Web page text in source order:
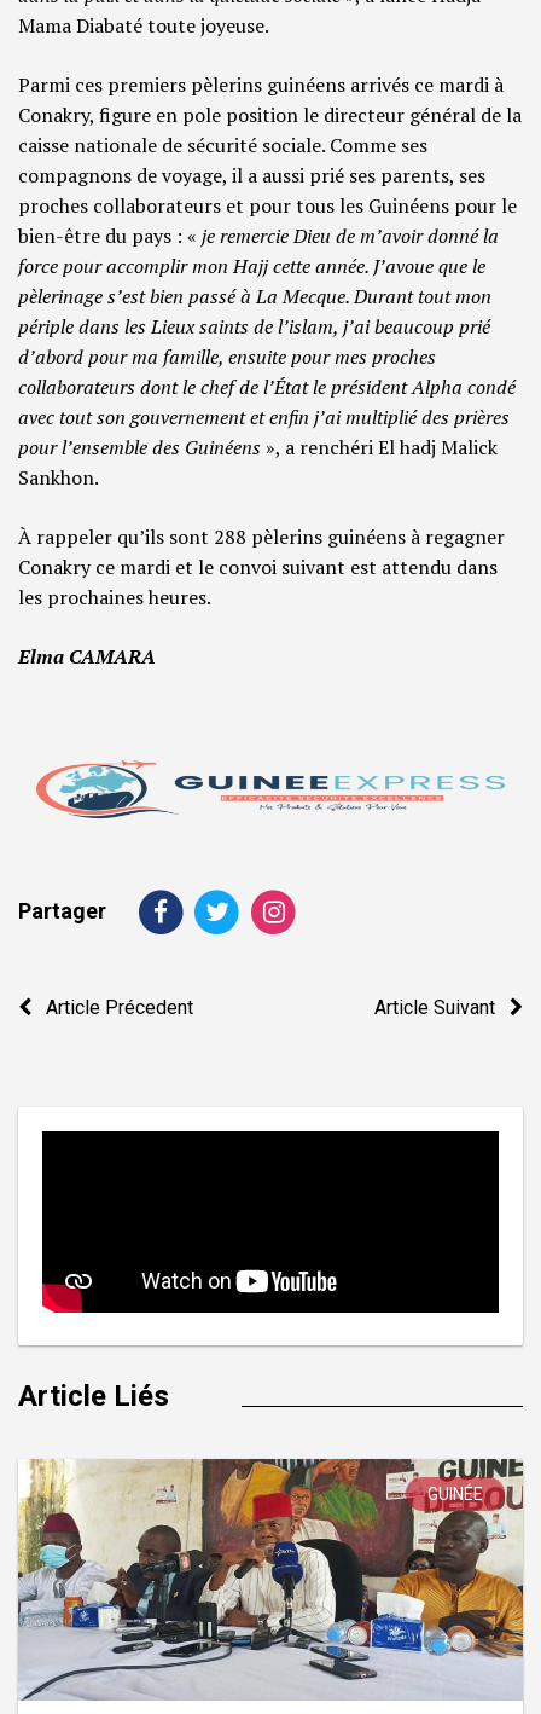
Mama Diabaté toute joyeuse.
Parmi ces premiers pèlerins guinéens arrivés ce mardi à
Conakry, figure en pole position le directeur général de la
caisse nationale de sécurité sociale. Comme ses
compagnons de voyage, il a aussi prié ses parents, ses
proches collaborateurs et pour tous les Guinéens pour le
bien-être du pays : « je remercie Dieu de m’avoir donné la
force pour accomplir mon Hajj cette année. J’avoue que le
pèlerinage s’est bien passé à La Mecque. Durant tout mon
périple dans les Lieux saints de l’islam, j’ai beaucoup prié
d’abord pour ma famille, ensuite pour mes proches
collaborateurs dont le chef de l’État le président Alpha condé
avec tout son gouvernement et enfin j’ai multiplié des prières
pour l’ensemble des Guinéens », a renchéri El hadj Malick
Sankhon.
À rappeler qu’ils sont 288 pèlerins guinéens à regagner
Conakry ce mardi et le convoi suivant est attendu dans
les prochaines heures.
Elma CAMARA
Partager
Navigation
Article Précedent Article Suivant
Article Liés
GUINÉE